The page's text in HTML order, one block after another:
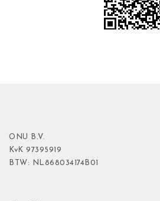
ONU B.V.
KvK 97395919
BTW: NL868034174B01